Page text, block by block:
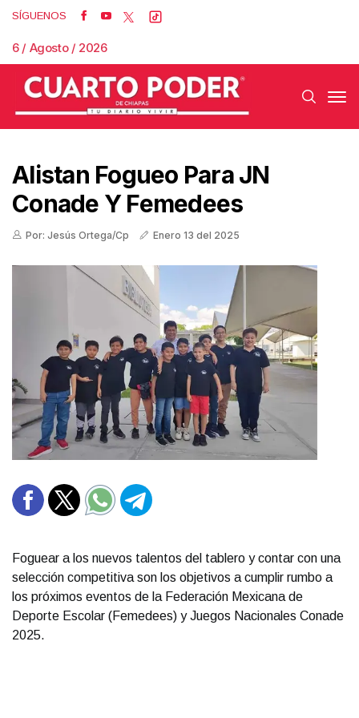
SÍGUENOS
6 / Agosto / 2026
Alistan Fogueo Para JN
Conade Y Femedees
Por: Jesús Ortega/Cp Enero 13 del 2025
Foguear a los nuevos talentos del tablero y contar con una
selección competitiva son los objetivos a cumplir rumbo a
los próximos eventos de la Federación Mexicana de
Deporte Escolar (Femedees) y Juegos Nacionales Conade
2025.